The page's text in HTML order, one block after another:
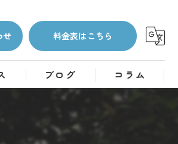
せ 料金表はこちら
ブログ コラム